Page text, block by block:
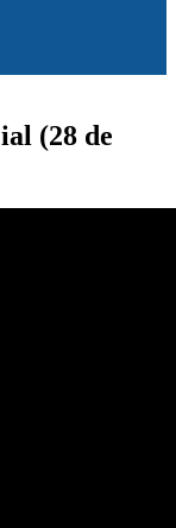
(28 de